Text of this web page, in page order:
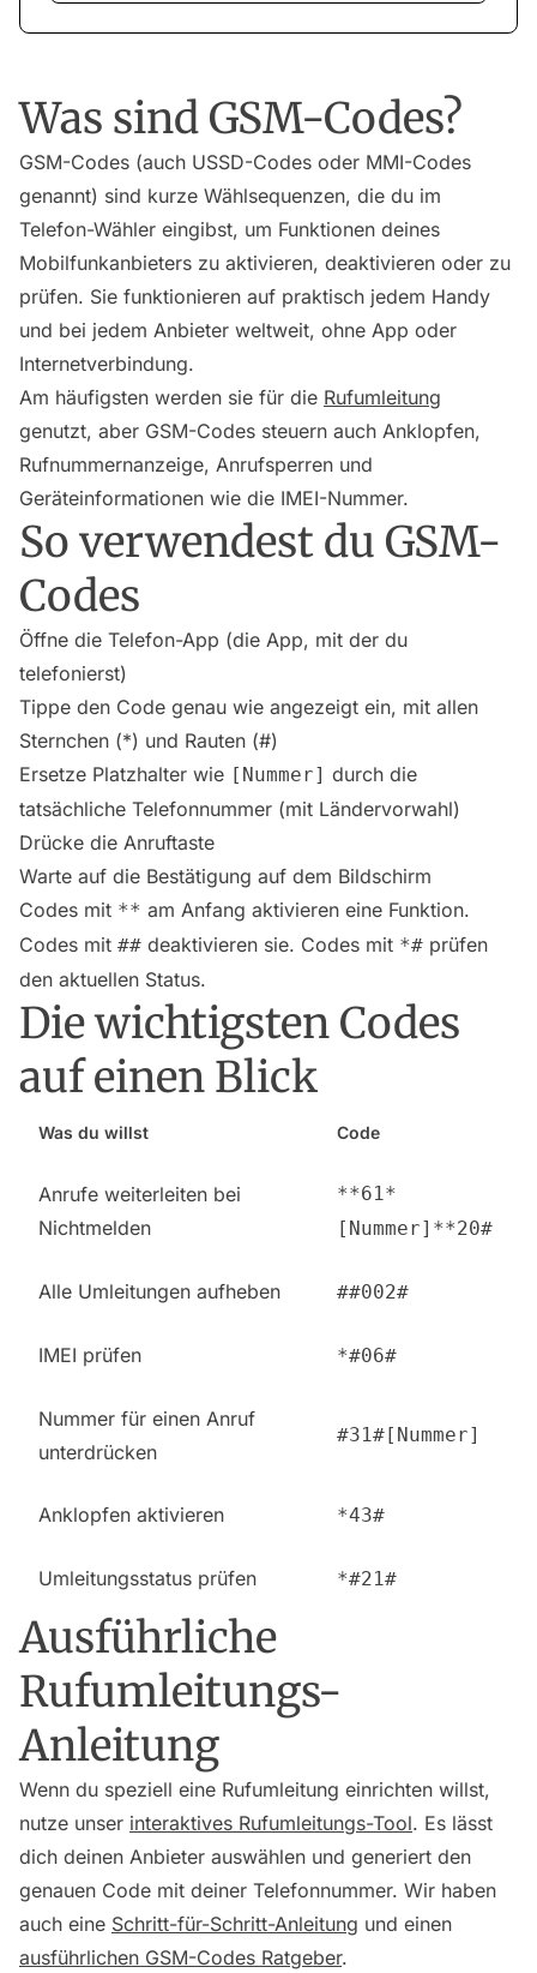
Was sind GSM-Codes?
GSM-Codes (auch USSD-Codes oder MMI-Codes
genannt) sind kurze Wählsequenzen, die du im
Telefon-Wähler eingibst, um Funktionen deines
Mobilfunkanbieters zu aktivieren, deaktivieren oder zu
prüfen. Sie funktionieren auf praktisch jedem Handy
und bei jedem Anbieter weltweit, ohne App oder
Internetverbindung.
Am häufigsten werden sie für die Rufumleitung
genutzt, aber GSM-Codes steuern auch Anklopfen,
Rufnummernanzeige, Anrufsperren und
Geräteinformationen wie die IMEI-Nummer.
So verwendest du GSM-
Codes
Öffne die Telefon-App (die App, mit der du
telefonierst)
Tippe den Code genau wie angezeigt ein, mit allen
Sternchen (*) und Rauten (#)
Ersetze Platzhalter wie [Nummer] durch die
tatsächliche Telefonnummer (mit Ländervorwahl)
Drücke die Anruftaste
Warte auf die Bestätigung auf dem Bildschirm
Codes mit ** am Anfang aktivieren eine Funktion.
Codes mit ## deaktivieren sie. Codes mit *# prüfen
den aktuellen Status.
Die wichtigsten Codes
auf einen Blick
Was du willst Code
Anrufe weiterleiten bei
Nichtmelden
**61*
[Nummer]**20#
Alle Umleitungen aufheben ##002#
IMEI prüfen *#06#
Nummer für einen Anruf
unterdrücken
#31#[Nummer]
Anklopfen aktivieren *43#
Umleitungsstatus prüfen *#21#
Ausführliche
Rufumleitungs-
Anleitung
Wenn du speziell eine Rufumleitung einrichten willst,
nutze unser interaktives Rufumleitungs-Tool. Es lässt
dich deinen Anbieter auswählen und generiert den
genauen Code mit deiner Telefonnummer. Wir haben
auch eine Schritt-für-Schritt-Anleitung und einen
ausführlichen GSM-Codes Ratgeber.